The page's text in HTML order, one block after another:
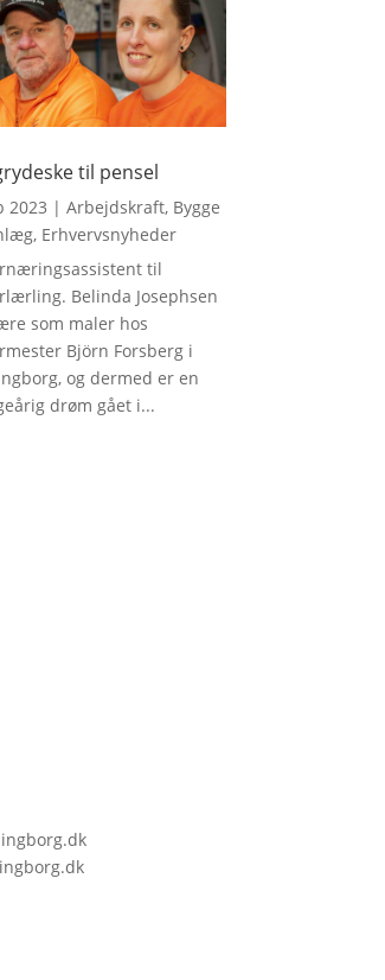
til pensel
2023 |Arbejdskraft, Bygge
, Erhvervsnyheder
til
Belinda Josephsen
som maler hos
Björn Forsberg i
og dermed er en
drøm gået i...